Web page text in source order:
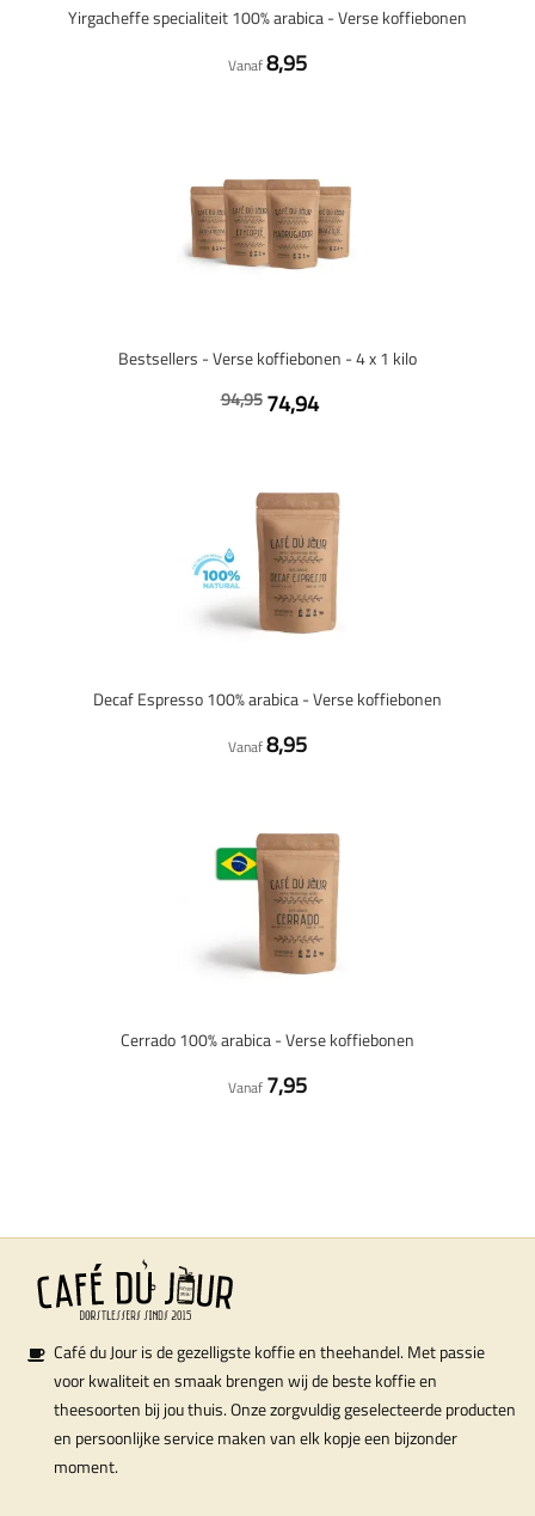
Yirgacheffe specialiteit 100% arabica - Verse koffiebonen
Vanaf8,95
Bestsellers - Verse koffiebonen - 4 x 1 kilo
94,95 74,94
Decaf Espresso 100% arabica - Verse koffiebonen
Vanaf8,95
Cerrado 100% arabica - Verse koffiebonen
Vanaf 7,95
Café du Jour is de gezelligste koffie en theehandel. Met passie
voor kwaliteit en smaak brengen wij de beste koffie en
theesoorten bij jou thuis. Onze zorgvuldig geselecteerde producten
en persoonlijke service maken van elk kopje een bijzonder
moment.